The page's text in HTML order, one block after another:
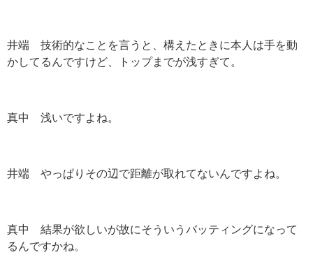
井端 技術的なことを言うと、構えたときに本人は手を動
かしてるんですけど、トップまでが浅すぎて。
真中 浅いですよね。
井端 やっぱりその辺で距離が取れてないんですよね。
真中 結果が欲しいが故にそういうバッティングになって
るんですかね。